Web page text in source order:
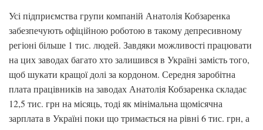
Усі підприємства групи компаній Анатолія Кобзаренка
забезпечують офіційною роботою в такому депресивному
регіоні більше 1 тис. людей. Завдяки можливості працювати
на цих заводах багато хто залишився в Україні замість того,
щоб шукати кращої долі за кордоном. Середня заробітна
плата працівників на заводах Анатолія Кобзаренка складає
12,5 тис. грн на місяць, тоді як мінімальна щомісячна
зарплата в Україні поки що тримається на рівні 6 тис. грн, а